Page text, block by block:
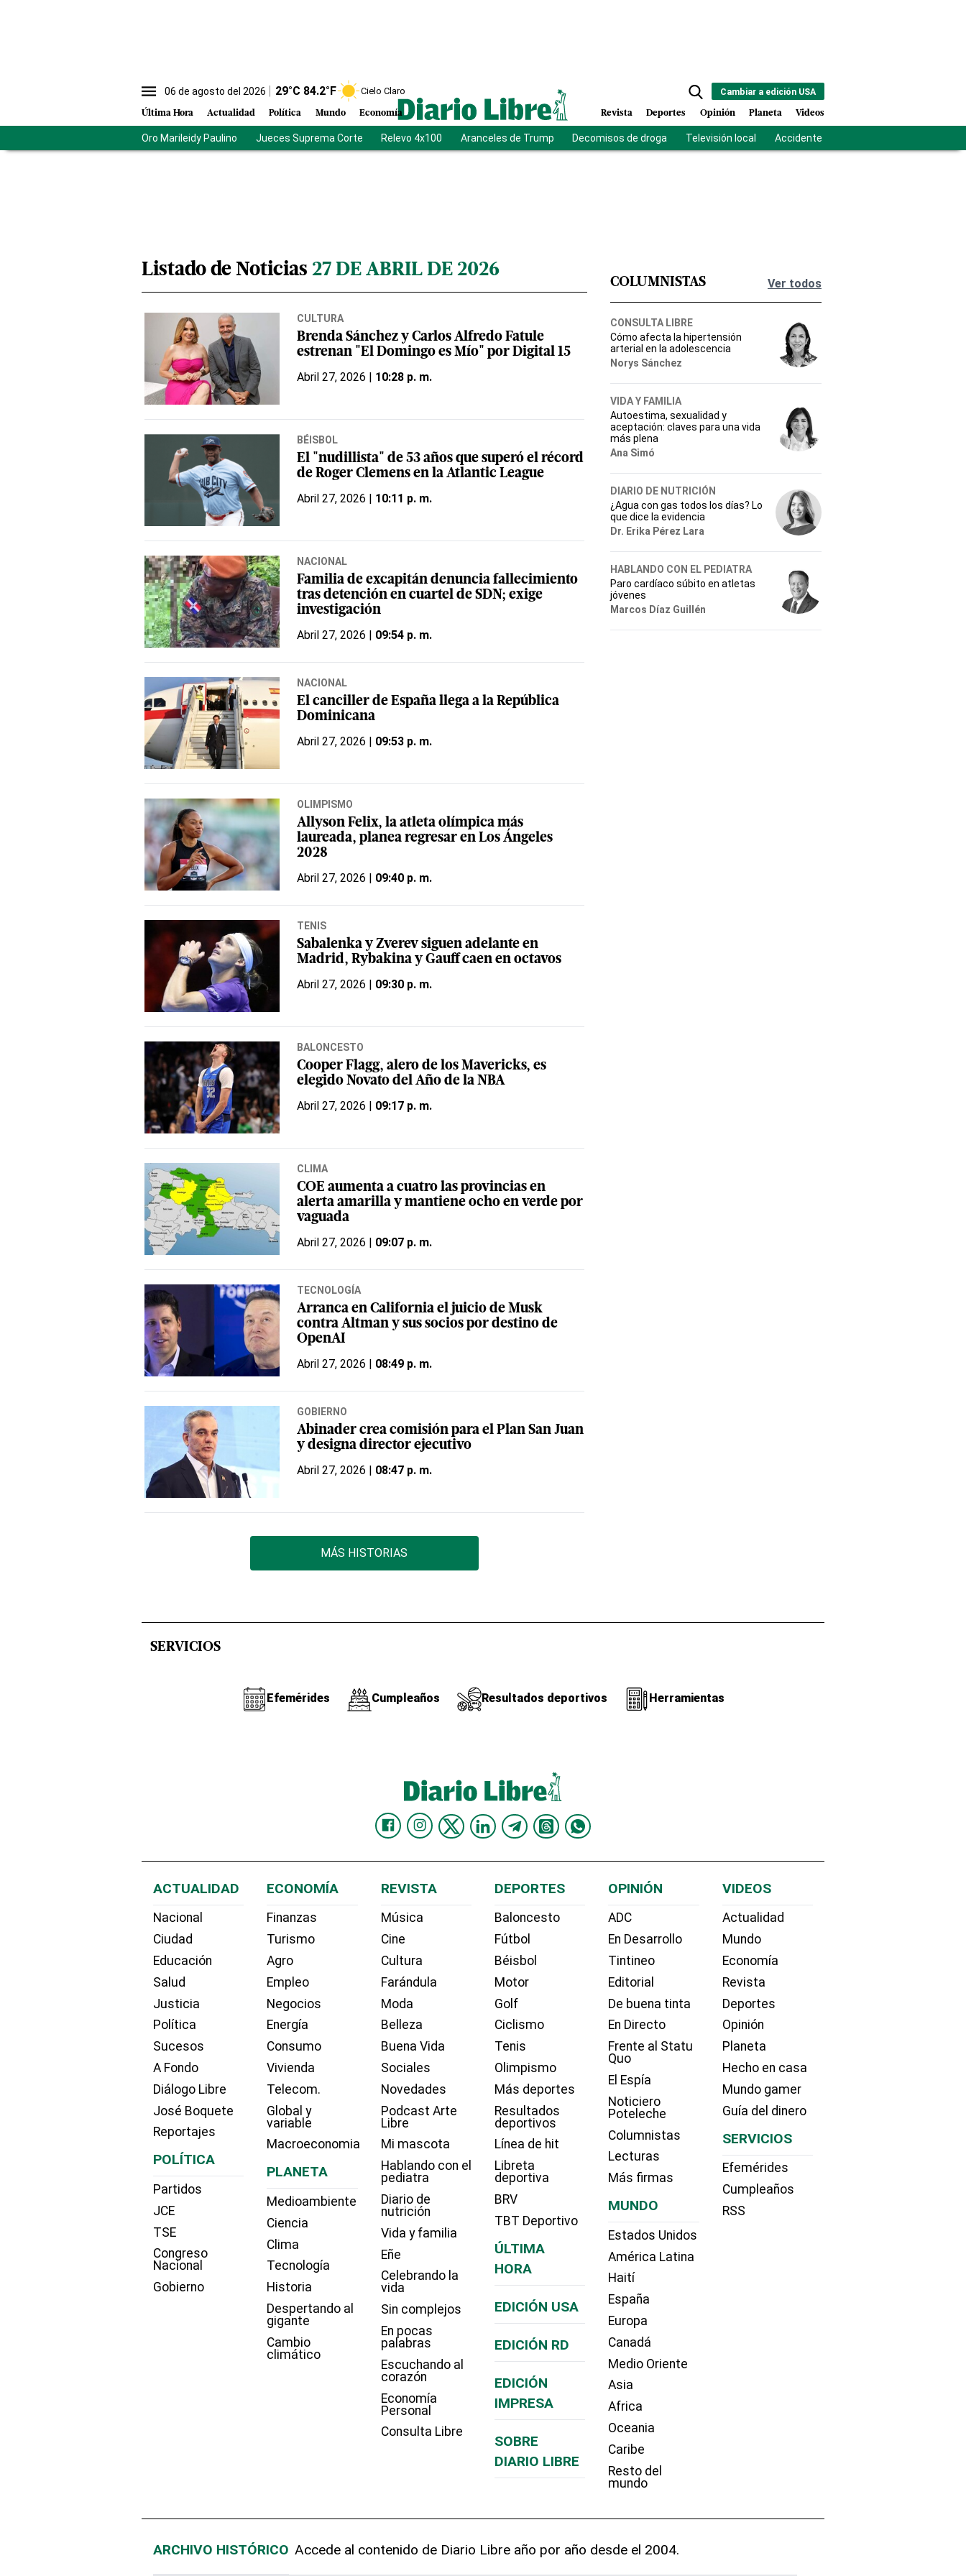
06 de agosto del 2026 29°C 84.2°F Cielo Claro
Última Hora Actualidad Política Mundo Economía
Cambiar a edición USA
Revista Deportes Opinión Planeta Videos
Oro Marileidy Paulino Jueces Suprema Corte Relevo 4x100 Aranceles de Trump Decomisos de droga Televisión local Accidente Los Ríos
Listado de Noticias 27 DE ABRIL DE 2026
CULTURA
Brenda Sánchez y Carlos Alfredo Fatule
estrenan "El Domingo es Mío" por Digital 15
Abril 27, 2026 | 10:28 p. m.
BÉISBOL
El "nudillista" de 53 años que superó el récord
de Roger Clemens en la Atlantic League
Abril 27, 2026 | 10:11 p. m.
NACIONAL
Familia de excapitán denuncia fallecimiento
tras detención en cuartel de SDN; exige
investigación
Abril 27, 2026 | 09:54 p. m.
NACIONAL
El canciller de España llega a la República
Dominicana
Abril 27, 2026 | 09:53 p. m.
OLIMPISMO
Allyson Felix, la atleta olímpica más
laureada, planea regresar en Los Ángeles
2028
Abril 27, 2026 | 09:40 p. m.
TENIS
Sabalenka y Zverev siguen adelante en
Madrid, Rybakina y Gauff caen en octavos
Abril 27, 2026 | 09:30 p. m.
BALONCESTO
Cooper Flagg, alero de los Mavericks, es
elegido Novato del Año de la NBA
Abril 27, 2026 | 09:17 p. m.
CLIMA
COE aumenta a cuatro las provincias en
alerta amarilla y mantiene ocho en verde por
vaguada
Abril 27, 2026 | 09:07 p. m.
TECNOLOGÍA
Arranca en California el juicio de Musk
contra Altman y sus socios por destino de
OpenAI
Abril 27, 2026 | 08:49 p. m.
GOBIERNO
Abinader crea comisión para el Plan San Juan
y designa director ejecutivo
Abril 27, 2026 | 08:47 p. m.
MÁS HISTORIAS
Ver todos
COLUMNISTAS
CONSULTA LIBRE
Cómo afecta la hipertensión
arterial en la adolescencia
Norys Sánchez
VIDA Y FAMILIA
Autoestima, sexualidad y
aceptación: claves para una vida
más plena
Ana Simó
DIARIO DE NUTRICIÓN
¿Agua con gas todos los días? Lo
que dice la evidencia
Dr. Erika Pérez Lara
HABLANDO CON EL PEDIATRA
Paro cardíaco súbito en atletas
jóvenes
Marcos Díaz Guillén
SERVICIOS
Efemérides Cumpleaños Resultados deportivos Herramientas
ACTUALIDAD
Nacional
Ciudad
Educación
Salud
Justicia
Política
Sucesos
A Fondo
Diálogo Libre
José Boquete
Reportajes
POLÍTICA
Partidos
JCE
TSE
Congreso
Nacional
Gobierno
ECONOMÍA
Finanzas
Turismo
Agro
Empleo
Negocios
Energía
Consumo
Vivienda
Telecom.
Global y
variable
Macroeconomia
PLANETA
Medioambiente
Ciencia
Clima
Tecnología
Historia
Despertando al
gigante
Cambio
climático
REVISTA
Música
Cine
Cultura
Farándula
Moda
Belleza
Buena Vida
Sociales
Novedades
Podcast Arte
Libre
Mi mascota
Hablando con el
pediatra
Diario de
nutrición
Vida y familia
Eñe
Celebrando la
vida
Sin complejos
En pocas
palabras
Escuchando al
corazón
Economía
Personal
Consulta Libre
DEPORTES
Baloncesto
Fútbol
Béisbol
Motor
Golf
Ciclismo
Tenis
Olimpismo
Más deportes
Resultados
deportivos
Línea de hit
Libreta
deportiva
BRV
TBT Deportivo
ÚLTIMA
HORA
EDICIÓN USA
EDICIÓN RD
EDICIÓN
IMPRESA
SOBRE
DIARIO LIBRE
OPINIÓN
ADC
En Desarrollo
Tintineo
Editorial
De buena tinta
En Directo
Frente al Statu
Quo
El Espía
Noticiero
Poteleche
Columnistas
Lecturas
Más firmas
MUNDO
Estados Unidos
América Latina
Haití
España
Europa
Canadá
Medio Oriente
Asia
Africa
Oceania
Caribe
Resto del
mundo
VIDEOS
Actualidad
Mundo
Economía
Revista
Deportes
Opinión
Planeta
Hecho en casa
Mundo gamer
Guía del dinero
SERVICIOS
Efemérides
Cumpleaños
RSS
ARCHIVO HISTÓRICO Accede al contenido de Diario Libre año por año desde el 2004.